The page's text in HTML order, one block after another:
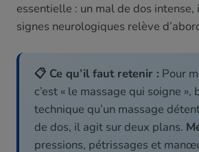
essentielle : un mal de dos intense,
signes neurologiques relève
📋 Ce qu’il faut retenir : Pour
c’est « le massage qui soigne »,
technique qu’un massage
de dos, il agit sur deux plans.
pressions, pétrissages et